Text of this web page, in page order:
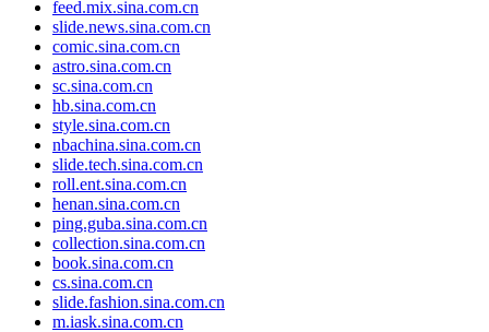
feed.mix.sina.com.cn
slide.news.sina.com.cn
comic.sina.com.cn
astro.sina.com.cn
sc.sina.com.cn
hb.sina.com.cn
style.sina.com.cn
nbachina.sina.com.cn
slide.tech.sina.com.cn
roll.ent.sina.com.cn
henan.sina.com.cn
ping.guba.sina.com.cn
collection.sina.com.cn
book.sina.com.cn
cs.sina.com.cn
slide.fashion.sina.com.cn
m.iask.sina.com.cn